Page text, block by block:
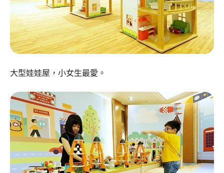
大型娃娃屋，小女生最愛。